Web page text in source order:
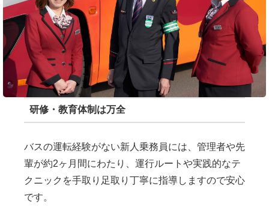
研修・教育体制は万全
バスの運転経験がない新人乗務員には、管理者や先
輩が約2ヶ月間にわたり、運行ルートや実践的なテ
クニックを手取り足取り丁寧に指導しますので安心
です。